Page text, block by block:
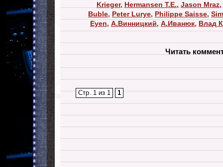
Krieger, Hermansen T.E., Jason Mraz,
Buble, Peter Lurye, Philippe Saisse,
Eyen, А.Винницкий, А.Иванюк, Влад
Читать
Стр. 1 из 1 1